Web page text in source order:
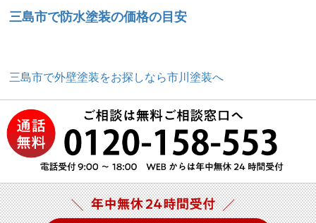
三島市で防水塗装の価格の目安
三島市で外壁塗装をお探しなら市川塗装へ